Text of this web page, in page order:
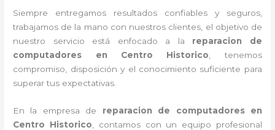
Siempre entregamos resultados confiables y seguros,
trabajamos de la mano con nuestros clientes, el objetivo de
nuestro servicio está enfocado a la reparacion de
computadores en Centro Historico , tenemos
compromiso, disposición y el conocimiento suficiente para
superar tus expectativas.
En la empresa de reparacion de computadores en
Centro Historico , contamos con un equipo profesional